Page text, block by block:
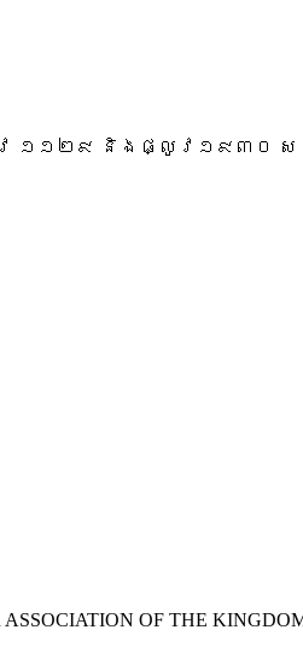
១១២៩ និងផ្លូវ១៩៣០ ស
OF THE